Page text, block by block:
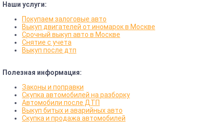
Наши услуги:
Покупаем залоговые авто
Выкуп двигателей от иномарок в Москве
Срочный выкуп авто в Москве
Снятие с учета
Выкуп после дтп
Полезная информация:
Законы и поправки
Скупка автомобилей на разборку
Автомобили после ДТП
Выкуп битых и аварийных авто
Скупка и продажа автомобилей